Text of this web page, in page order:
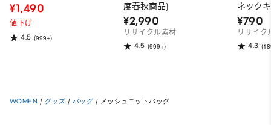
¥1,490
値下げ
4.5 (999+)
度春秋商品)
¥2,990
リサイクル素材
4.5 (999+)
ネック
¥790
リサイク
4.3
WOMEN / グッズ / バッグ / メッシュニットバッグ